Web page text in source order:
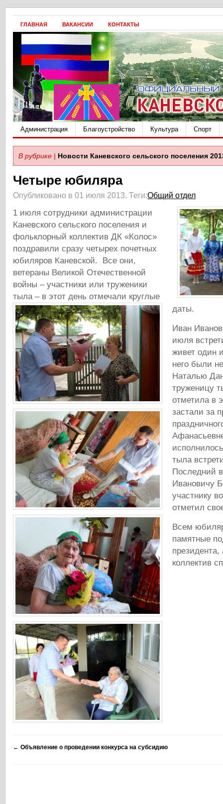
ГЛАВНАЯ ВАКАНСИИ КОНТАКТЫ
Администрация Благоустройство Культура Спорт
В рубрике | Новости Каневского сельского поселения
Четыре юбиляра
Опубликовано в 01 июля 2013. Теги:Общий отдел
1 июля сотрудники администрации
Каневского сельского поселения и
фольклорный коллектив ДК «Колос»
поздравили сразу четырех почетных
юбиляров Каневской. Все они,
ветераны Великой Отечественной
войны – участники или труженики
тыла – в этот день отмечали круглые
даты.
Иван
июля
живет один
него были
Наталью
труженицу
отметила в
застали за
тыла
Последний
Ивановичу
участнику
отметил
Всем
памятные
коллектив
← Объявление о проведении конкурса на субсидию